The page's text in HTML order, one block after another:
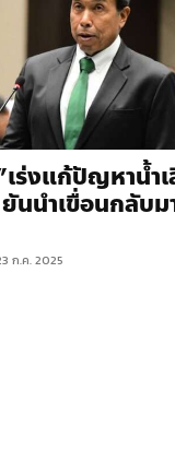
เร่งแก้ปัญหาน้ำ
นำเขื่อนกลับม
ก.ค. 2025